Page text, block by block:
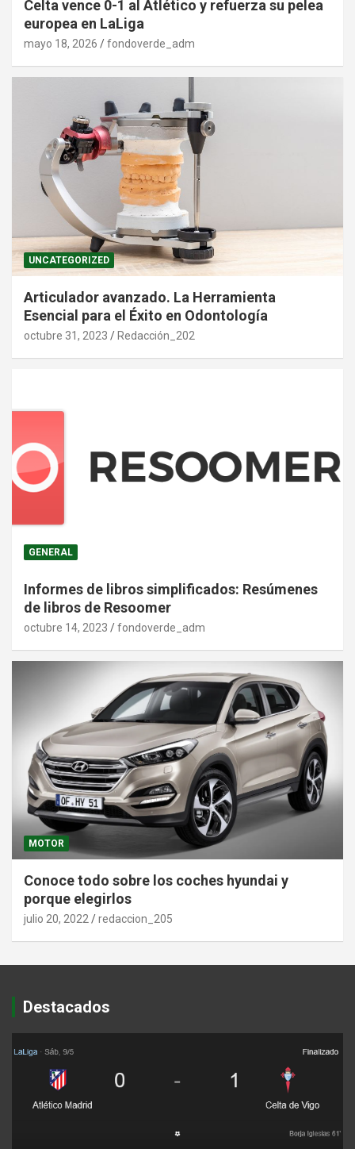
Celta vence 0-1 al Atlético y refuerza su pelea
europea en LaLiga
mayo 18, 2026 fondoverde_adm
UNCATEGORIZED
Articulador avanzado. La Herramienta
Esencial para el Éxito en Odontología
octubre 31, 2023 Redacción_202
GENERAL
Informes de libros simplificados: Resúmenes
de libros de Resoomer
octubre 14, 2023 fondoverde_adm
MOTOR
Conoce todo sobre los coches hyundai y
porque elegirlos
julio 20, 2022 redaccion_205
Destacados